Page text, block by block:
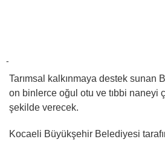
-
Tarımsal kalkınmaya destek sunan
on binlerce oğul otu ve tıbbi naneyi
şekilde verecek.
Kocaeli Büyükşehir Belediyesi